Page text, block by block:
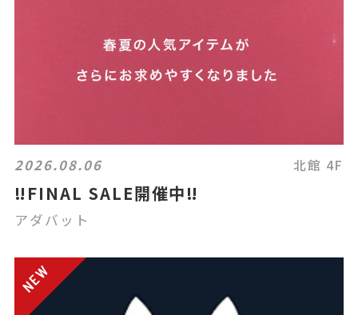
2026.08.06 北館 4F
‼️FINAL SALE開催中‼️
アダバット